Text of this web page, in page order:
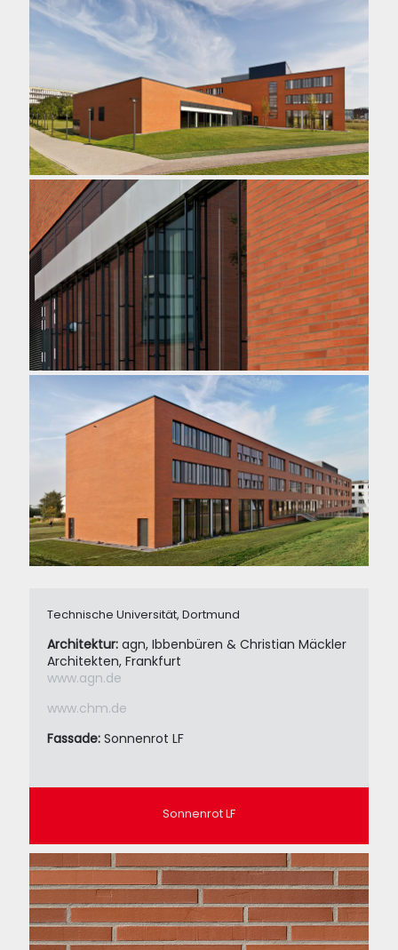
Technische Universität, Dortmund
Architektur: agn, Ibbenbüren & Christian Mäckler
Architekten, Frankfurt
www.agn.de
www.chm.de
Fassade: Sonnenrot LF
Sonnenrot LF